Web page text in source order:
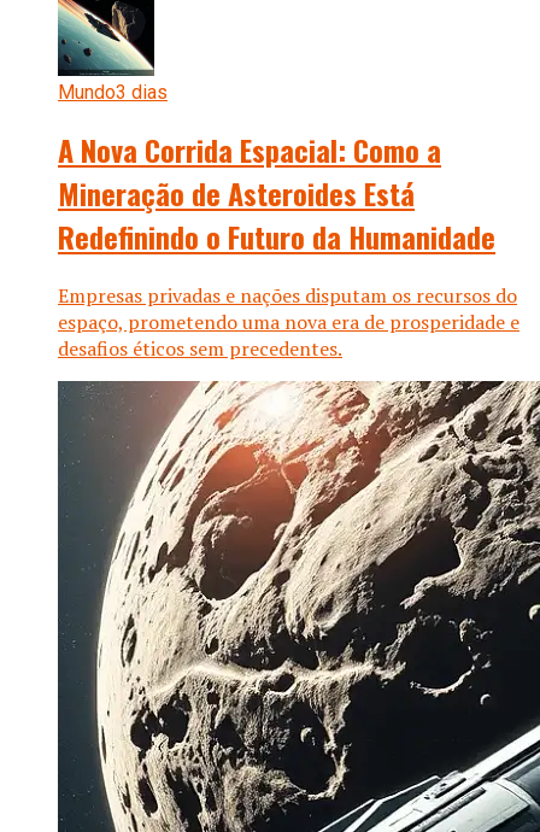
Mundo3 dias
A Nova Corrida Espacial: Como a
Mineração de Asteroides Está
Redefinindo o Futuro da Humanidade
Empresas privadas e nações disputam os recursos do
espaço, prometendo uma nova era de prosperidade e
desafios éticos sem precedentes.